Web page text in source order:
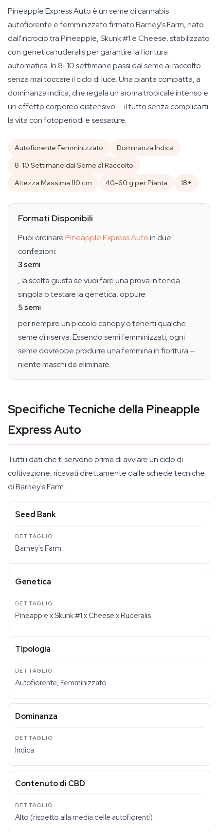
Pineapple Express Auto è un seme di cannabis
autofiorente e femminizzato firmato Barney's Farm, nato
dall'incrocio tra Pineapple, Skunk #1 e Cheese, stabilizzato
con genetica ruderalis per garantire la fioritura
automatica. In 8-10 settimane passi dal seme al raccolto
senza mai toccare il ciclo di luce. Una pianta compatta, a
dominanza indica, che regala un aroma tropicale intenso e
un effetto corporeo distensivo — il tutto senza complicarti
la vita con fotoperiodi e sessature.
Autofiorente Femminizzato
Dominanza Indica
8-10 Settimane dal Seme al Raccolto
Altezza Massima 110 cm
40-60 g per Pianta 18+
Formati Disponibili
Puoi ordinarePineapple Express Autoin due
confezioni:
3 semi
, la scelta giusta se vuoi fare una prova in tenda
singola o testare la genetica, oppure
5 semi
per riempire un piccolo canopy o tenerti qualche
seme di riserva. Essendo semi femminizzati, ogni
seme dovrebbe produrre una femmina in fioritura —
niente maschi da eliminare.
Specifiche Tecniche della Pineapple
Express Auto
Tutti i dati che ti servono prima di avviare un ciclo di
coltivazione, ricavati direttamente dalle schede tecniche
di Barney's Farm.
Seed Bank
Barney's Farm
Genetica
Pineapple x Skunk #1 x Cheese x Ruderalis
Tipologia
Autofiorente, Femminizzato
Dominanza
Indica
Contenuto di CBD
Alto (rispetto alla media delle autofiorenti)